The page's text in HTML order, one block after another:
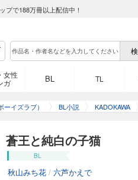
プで188万冊以上配信中！
女性
ガ
BL TL
ーイズラブ） BL小説 KADOKAWA
蒼王と純白の子猫
BL
秋山みち花 / 六芦かえで